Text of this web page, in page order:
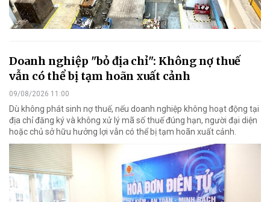
Doanh nghiệp "bỏ địa chỉ": Không nợ thuế
vẫn có thể bị tạm hoãn xuất cảnh
09/08/2026 11:00
Dù không phát sinh nợ thuế, nếu doanh nghiệp không hoạt động tại
địa chỉ đăng ký và không xử lý mã số thuế đúng hạn, người đại diện
hoặc chủ sở hữu hưởng lợi vẫn có thể bị tạm hoãn xuất cảnh.